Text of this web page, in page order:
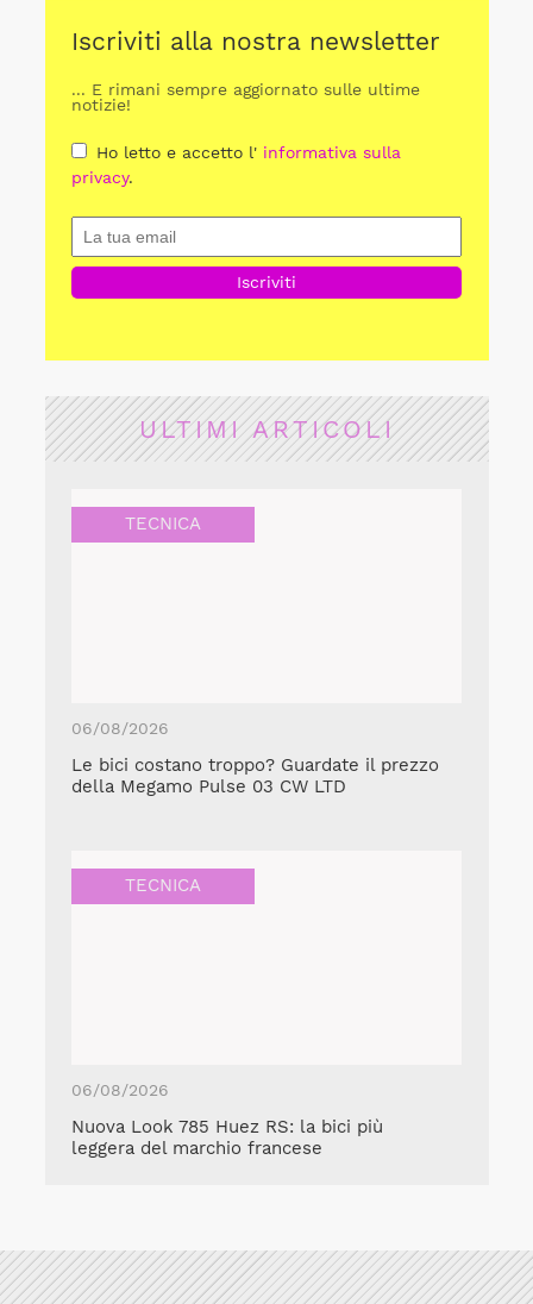
Iscriviti alla nostra newsletter
... E rimani sempre aggiornato sulle ultime
notizie!
Ho letto e accetto l' informativa sulla
privacy.
ULTIMI ARTICOLI
TECNICA
06/08/2026
Le bici costano troppo? Guardate il prezzo
della Megamo Pulse 03 CW LTD
TECNICA
06/08/2026
Nuova Look 785 Huez RS: la bici più
leggera del marchio francese